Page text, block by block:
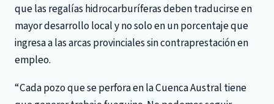
que las regalías hidrocarburíferas deben traducirse en
mayor desarrollo local y no solo en un porcentaje que
ingresa a las arcas provinciales sin contraprestación en
empleo.
“Cada pozo que se perfora en la Cuenca Austral tiene